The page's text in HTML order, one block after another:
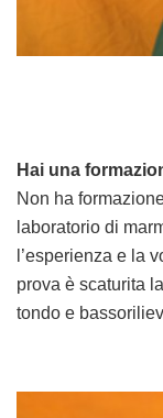
Hai una
Non ha
laboratorio di
l’esperienza e la
prova è scaturita
tondo e